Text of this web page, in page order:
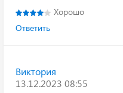
Хорошо
Ответить
Виктория
13.12.2023 08:55